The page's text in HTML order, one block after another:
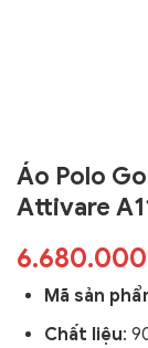
Áo Polo
Attivare
Mã sản
Chất liệu: